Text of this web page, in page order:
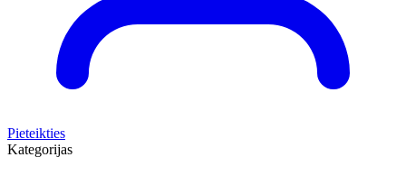
Pieteikties
Kategorijas